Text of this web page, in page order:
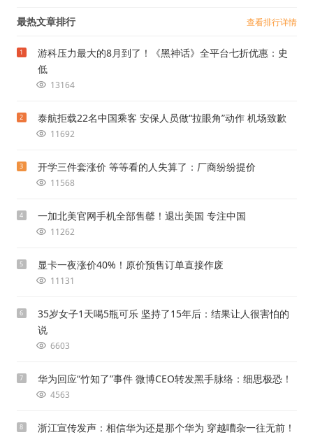
最热文章排行 查看排行详情
1
游科压力最大的8月到了！《黑神话》全平台七折优惠：史
低
13164
2 泰航拒载22名中国乘客 安保人员做“拉眼角”动作 机场致歉
11692
3 开学三件套涨价 等等看的人失算了：厂商纷纷提价
11568
4 一加北美官网手机全部售罄！退出美国 专注中国
11262
5 显卡一夜涨价40%！原价预售订单直接作废
11131
6
35岁女子1天喝5瓶可乐 坚持了15年后：结果让人很害怕的
说
6603
7 华为回应“竹知了”事件 微博CEO转发黑手脉络：细思极恐！
4563
8 浙江宣传发声：相信华为还是那个华为 穿越嘈杂一往无前！